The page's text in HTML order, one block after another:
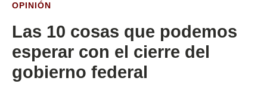
OPINIÓN
Las 10 cosas que podemos
esperar con el cierre del
gobierno federal